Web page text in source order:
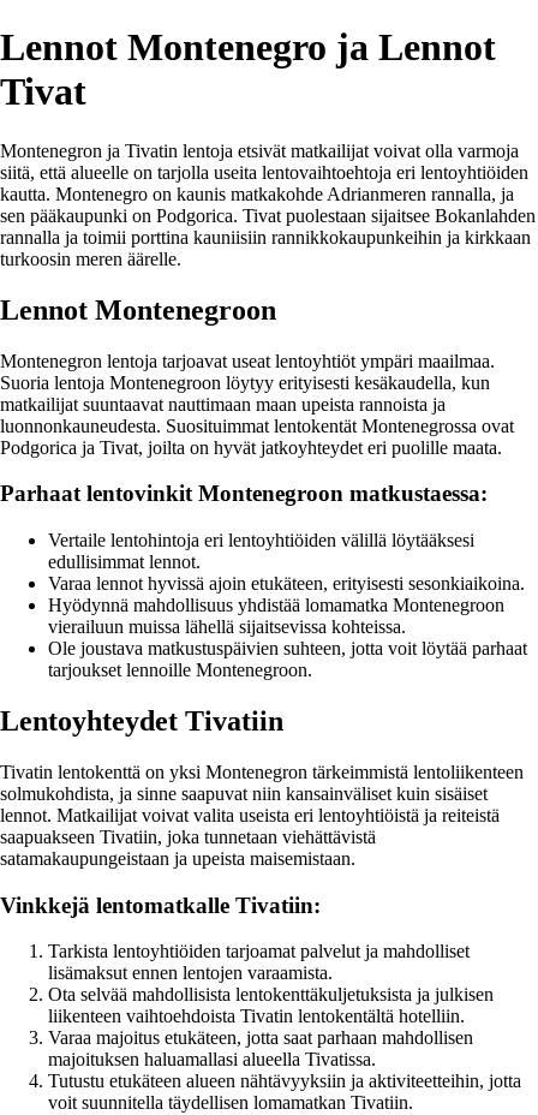
Lennot Montenegro ja Lennot
Tivat
Montenegron ja Tivatin lentoja etsivät matkailijat voivat olla varmoja
siitä, että alueelle on tarjolla useita lentovaihtoehtoja eri lentoyhtiöiden
kautta. Montenegro on kaunis matkakohde Adrianmeren rannalla, ja
sen pääkaupunki on Podgorica. Tivat puolestaan sijaitsee Bokanlahden
rannalla ja toimii porttina kauniisiin rannikkokaupunkeihin ja kirkkaan
turkoosin meren äärelle.
Lennot Montenegroon
Montenegron lentoja tarjoavat useat lentoyhtiöt ympäri maailmaa.
Suoria lentoja Montenegroon löytyy erityisesti kesäkaudella, kun
matkailijat suuntaavat nauttimaan maan upeista rannoista ja
luonnonkauneudesta. Suosituimmat lentokentät Montenegrossa ovat
Podgorica ja Tivat, joilta on hyvät jatkoyhteydet eri puolille maata.
Parhaat lentovinkit Montenegroon matkustaessa:
Vertaile lentohintoja eri lentoyhtiöiden välillä löytääksesi
edullisimmat lennot.
Varaa lennot hyvissä ajoin etukäteen, erityisesti sesonkiaikoina.
Hyödynnä mahdollisuus yhdistää lomamatka Montenegroon
vierailuun muissa lähellä sijaitsevissa kohteissa.
Ole joustava matkustuspäivien suhteen, jotta voit löytää parhaat
tarjoukset lennoille Montenegroon.
Lentoyhteydet Tivatiin
Tivatin lentokenttä on yksi Montenegron tärkeimmistä lentoliikenteen
solmukohdista, ja sinne saapuvat niin kansainväliset kuin sisäiset
lennot. Matkailijat voivat valita useista eri lentoyhtiöistä ja reiteistä
saapuakseen Tivatiin, joka tunnetaan viehättävistä
satamakaupungeistaan ja upeista maisemistaan.
Vinkkejä lentomatkalle Tivatiin:
Tarkista lentoyhtiöiden tarjoamat palvelut ja mahdolliset
lisämaksut ennen lentojen varaamista.
Ota selvää mahdollisista lentokenttäkuljetuksista ja julkisen
liikenteen vaihtoehdoista Tivatin lentokentältä hotelliin.
Varaa majoitus etukäteen, jotta saat parhaan mahdollisen
majoituksen haluamallasi alueella Tivatissa.
Tutustu etukäteen alueen nähtävyyksiin ja aktiviteetteihin, jotta
voit suunnitella täydellisen lomamatkan Tivatiin.